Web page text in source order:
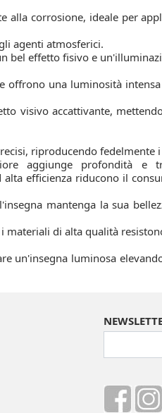
alla corrosione, ideale per
agenti atmosferici.
bel effetto fisivo e
offrono una luminosità
visivo accattivante,
riproducendo fedelmente
aggiunge profondità e
efficienza riducono il
mantenga la sua
di alta qualità
un'insegna luminosa